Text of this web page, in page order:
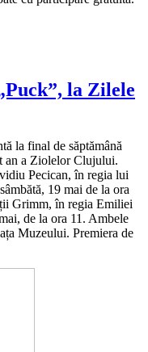
la Zilele
la final de săptămână
an a Ziolelor Clujului.
Pecican, în regia lui
19 mai de la ora
Grimm, în regia Emiliei
de la ora 11. Ambele
Muzeului. Premiera de